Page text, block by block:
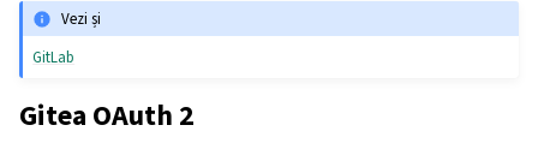
Vezi și
GitLab
Gitea OAuth 2